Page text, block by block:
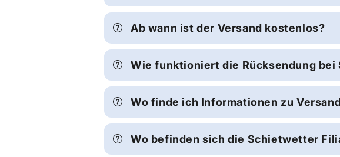
Ab wann ist der Versand kostenlos?
Wie funktioniert die Rücksendung
Wo finde ich Informationen zu
Wo befinden sich die Schietwetter